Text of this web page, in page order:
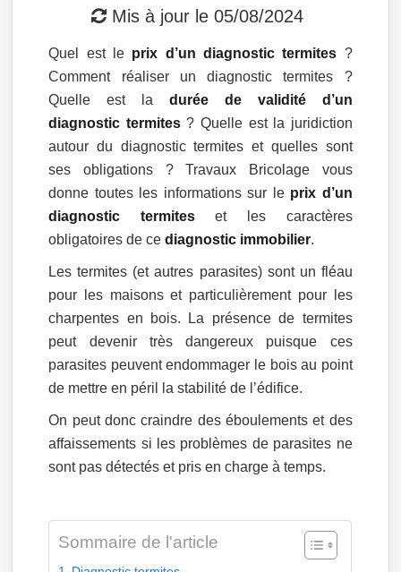
Mis à jour le05/08/2024
Quel est le prix d’un diagnostic termites ?
Comment réaliser un diagnostic termites ?
Quelle est la durée de validité d’un
diagnostic termites? Quelle est la juridiction
autour du diagnostic termites et quelles sont
ses obligations ? Travaux Bricolage vous
donne toutes les informations sur le prix d’un
diagnostic termiteset les caractères
obligatoires de cediagnostic immobilier.
Les termites (et autres parasites) sont un fléau
pour les maisons et particulièrement pour les
charpentes en bois. La présence de termites
peut devenir très dangereux puisque ces
parasites peuvent endommager le bois au point
de mettre en péril la stabilité de l’édifice.
On peut donc craindre des éboulements et des
affaissements si les problèmes de parasites ne
sont pas détectés et pris en charge à temps.
Sommaire de l'article